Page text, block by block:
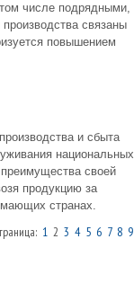
числе подрядными,
связаны
повышением
и сбыта
национальных
своей
продукцию за
странах.
12 3 4 5 6 7 8 9